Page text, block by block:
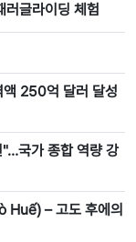
글라이딩 체험
액 250억 달러 달성
"…국가 종합 역량 강
Huế) – 고도 후에의